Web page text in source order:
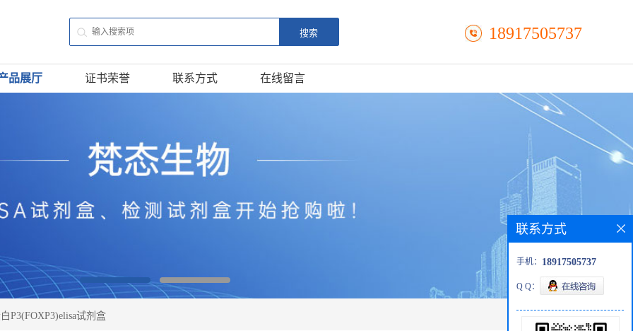
18917505737
品展厅 证书荣誉 联系方式 在线留言
P3(FOXP3)elisa试剂盒
联系方式
手机： 18917505737
Q Q：